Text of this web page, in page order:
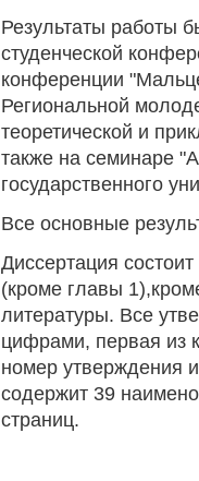
Результаты работы
студенческой
конференции
Региональной
теоретической и
также на семинаре
государственного
Все основные
Диссертация
(кроме главы
литературы. Все
цифрами, первая из
номер утверждения
содержит 39
страниц.